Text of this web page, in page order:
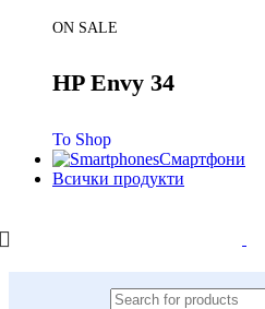
ON SALE
HP Envy 34
To Shop
Смартфони
Всички продукти